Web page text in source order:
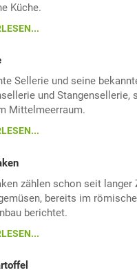
Küche.
Sellerie und seine
und Stangensellerie,
Mittelmeerraum.
zählen schon seit langer
bereits im
berichtet.